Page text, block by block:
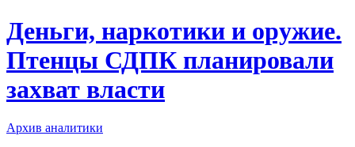
Деньги, наркотики и оружие.
Птенцы СДПК планировали
захват власти
Архив аналитики